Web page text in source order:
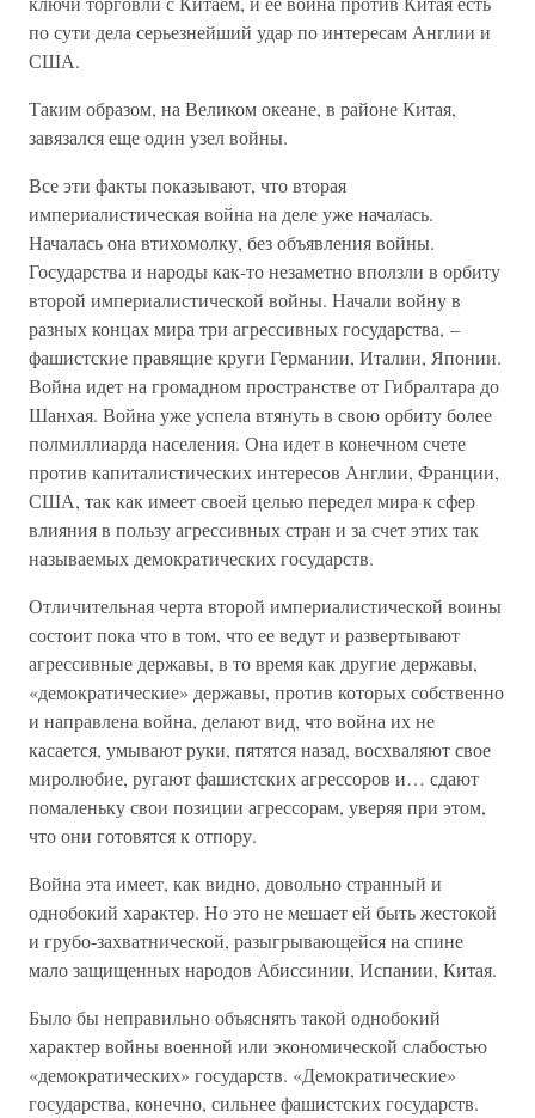
по сути дела серьезнейший удар по интересам Англии и
США.
Таким образом, на Великом океане, в районе Китая,
завязался еще один узел войны.
Все эти факты показывают, что вторая
империалистическая война на деле уже началась.
Началась она втихомолку, без объявления войны.
Государства и народы как-то незаметно вползли в орбиту
второй империалистической войны. Начали войну в
разных концах мира три агрессивных государства, –
фашистские правящие круги Германии, Италии, Японии.
Война идет на громадном пространстве от Гибралтара до
Шанхая. Война уже успела втянуть в свою орбиту более
полмиллиарда населения. Она идет в конечном счете
против капиталистических интересов Англии, Франции,
США, так как имеет своей целью передел мира к сфер
влияния в пользу агрессивных стран и за счет этих так
называемых демократических государств.
Отличительная черта второй империалистической воины
состоит пока что в том, что ее ведут и развертывают
агрессивные державы, в то время как другие державы,
«демократические» державы, против которых собственно
и направлена война, делают вид, что война их не
касается, умывают руки, пятятся назад, восхваляют свое
миролюбие, ругают фашистских агрессоров и… сдают
помаленьку свои позиции агрессорам, уверяя при этом,
что они готовятся к отпору.
Война эта имеет, как видно, довольно странный и
однобокий характер. Но это не мешает ей быть жестокой
и грубо-захватнической, разыгрывающейся на спине
мало защищенных народов Абиссинии, Испании, Китая.
Было бы неправильно объяснять такой однобокий
характер войны военной или экономической слабостью
«демократических» государств. «Демократические»
государства, конечно, сильнее фашистских государств.